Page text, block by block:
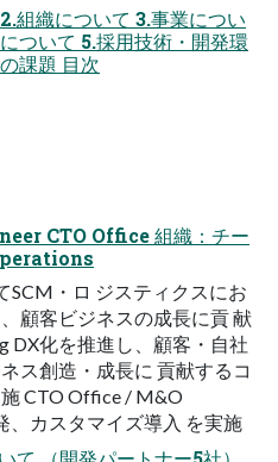
組織について 3.事業につい
ついて 5.採用技術・開発環
課題 目次
CTO Office 組織：チー
SCM・ロ ジスティクスにお
顧客ビジネスの成長に貢 献
DX化を推進し、顧客・自社
ス創造・成長に 貢献するコ
CTO Office / M&O
、カスタマイズ導入 を実施